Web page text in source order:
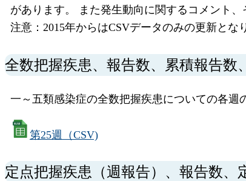
があります。 また発生動向に関するコメント
注意：2015年からはCSVデータのみの更新とな
全数把握疾患、報告数、累積報告数
一～五類感染症の全数把握疾患についての各週
第25週（CSV)
定点把握疾患（週報告）、報告数、